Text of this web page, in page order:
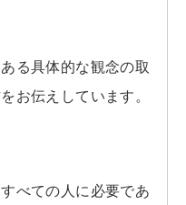
る具体的な観念の取
お伝えしています。
べての人に必要であ